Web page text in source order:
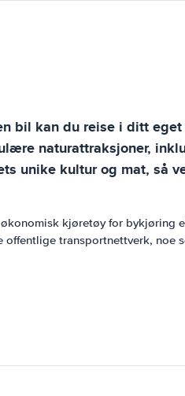
bil kan du reise i ditt
naturattraksjoner,
unike kultur og mat, så
kjøretøy for bykjøring
transportnettverk, noe